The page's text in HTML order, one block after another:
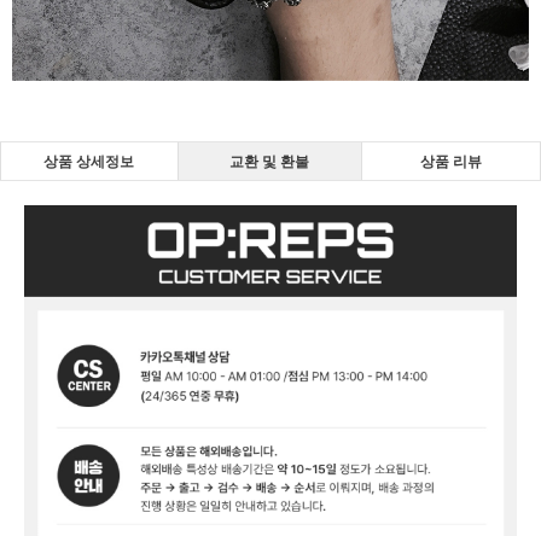
상품 상세정보 교환 및 환불 상품 리뷰